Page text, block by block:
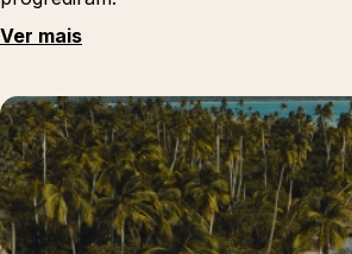
Ver mais